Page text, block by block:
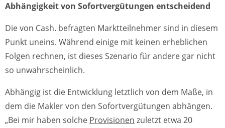
Abhängigkeit von Sofortvergütungen entscheidend
Die von Cash. befragten Marktteilnehmer sind in diesem
Punkt uneins. Während einige mit keinen erheblichen
Folgen rechnen, ist dieses Szenario für andere gar nicht
so unwahrscheinlich.
Abhängig ist die Entwicklung letztlich von dem Maße, in
dem die Makler von den Sofortvergütungen abhängen.
„Bei mir haben solche Provisionen zuletzt etwa 20